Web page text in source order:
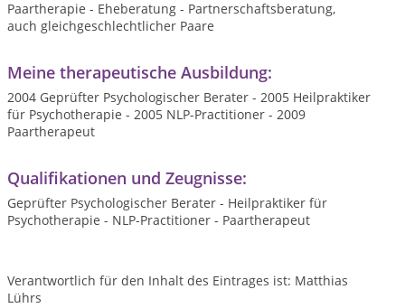
Paartherapie - Eheberatung - Partnerschaftsberatung,
auch gleichgeschlechtlicher Paare
Meine therapeutische Ausbildung:
2004 Geprüfter Psychologischer Berater - 2005 Heilpraktiker
für Psychotherapie - 2005 NLP-Practitioner - 2009
Paartherapeut
Qualifikationen und Zeugnisse:
Geprüfter Psychologischer Berater - Heilpraktiker für
Psychotherapie - NLP-Practitioner - Paartherapeut
Verantwortlich für den Inhalt des Eintrages ist: Matthias
Lührs